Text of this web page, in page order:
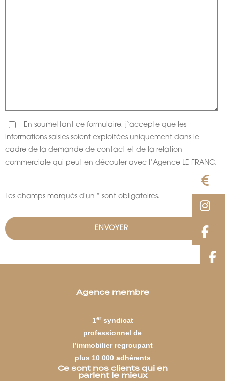
En soumettant ce formulaire, j‘accepte que les
informations saisies soient exploitées uniquement dans le
cadre de la demande de contact et de la relation
commerciale qui peut en découler avec l’Agence LE FRANC.
Les champs marqués d'un * sont obligatoires.
Agence membre
1ersyndicat
professionnel de
l’immobilier regroupant
plus 10 000 adhérents
Ce sont nos clients qui en
parlent le mieux